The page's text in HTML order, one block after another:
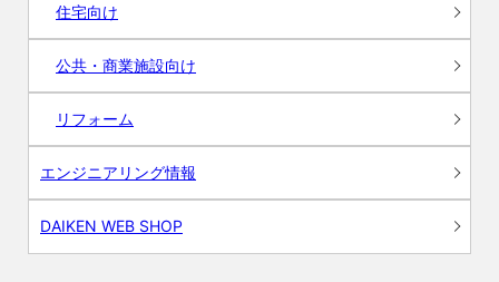
住宅向け
公共・商業施設向け
リフォーム
エンジニアリング情報
DAIKEN WEB SHOP